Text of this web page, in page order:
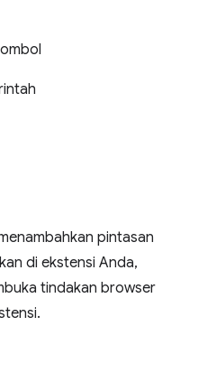
pintasan
di ekstensi Anda,
tindakan browser